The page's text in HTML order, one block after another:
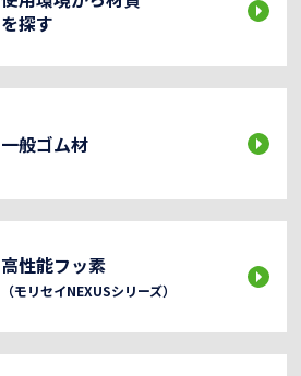
を探す
一般ゴム材
高性能フッ素
（モリセイNEXUSシリーズ）